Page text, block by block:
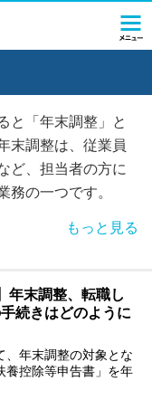
と「年末調整」と
末調整は、従業員
ど、担当者の方に
の一つです。
もっと見る
年末調整、転職し
続きはどのように
、年末調整の対象とな
養控除等申告書」を年